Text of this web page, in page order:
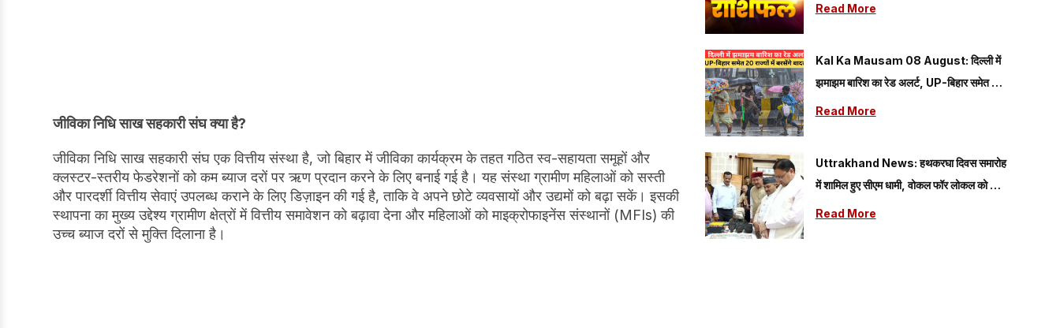
जीविका निधि साख सहकारी संघ क्या है?
जीविका निधि साख सहकारी संघ एक वित्तीय संस्था है, जो बिहार में जीविका कार्यक्रम के तहत गठित स्व-सहायता समूहों और
क्लस्टर-स्तरीय फेडरेशनों को कम ब्याज दरों पर ऋण प्रदान करने के लिए बनाई गई है। यह संस्था ग्रामीण महिलाओं को सस्ती
और पारदर्शी वित्तीय सेवाएं उपलब्ध कराने के लिए डिज़ाइन की गई है, ताकि वे अपने छोटे व्यवसायों और उद्यमों को बढ़ा सकें। इसकी
स्थापना का मुख्य उद्देश्य ग्रामीण क्षेत्रों में वित्तीय समावेशन को बढ़ावा देना और महिलाओं को माइक्रोफाइनेंस संस्थानों (MFIs) की
उच्च ब्याज दरों से मुक्ति दिलाना है।
Read More
Kal Ka Mausam 08 August: दिल्ली में
झमाझम बारिश का रेड अलर्ट, UP-बिहार समेत 20
राज्यों में बरसेंगे बादल; यहां पढ़े 08 अगस्त का कैसा
Read More
Uttrakhand News: हथकरघा दिवस समारोह
में शामिल हुए सीएम धामी, वोकल फॉर लोकल को दिया
गया प्रोत्साहन
Read More